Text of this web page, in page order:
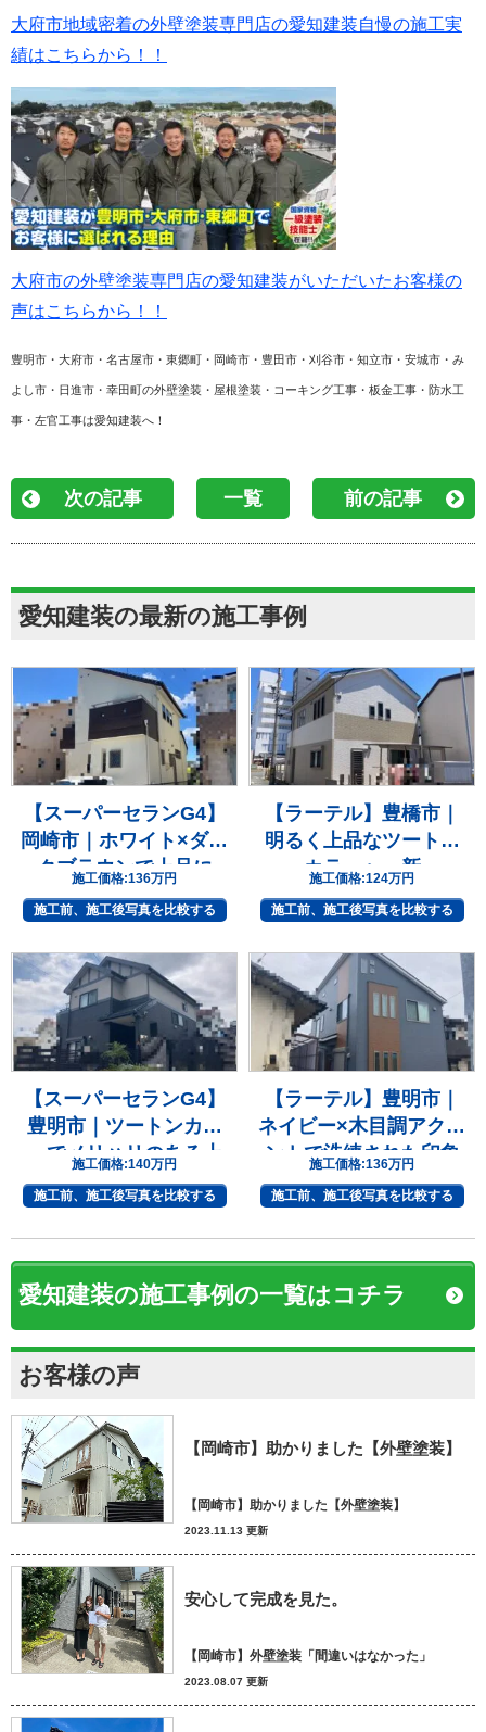
大府市地域密着の外壁塗装専門店の愛知建装自慢の施工実
績はこちらから！！
大府市の外壁塗装専門店の愛知建装がいただいたお客様の
声はこちらから！！
豊明市・大府市・名古屋市・東郷町・岡崎市・豊田市・刈谷市・知立市・安城市・み
よし市・日進市・幸田町の外壁塗装・屋根塗装・コーキング工事・板金工事・防水工
事・左官工事は愛知建装へ！
次の記事 一覧 前の記事
愛知建装の最新の施工事例
【スーパーセランG4】
岡崎市｜ホワイト×ダー
クブラウンで上品に
施工価格:136万円
施工前、施工後写真を比較する
【ラーテル】豊橋市｜
明るく上品なツートン
カラーへ一新
施工価格:124万円
施工前、施工後写真を比較する
【スーパーセランG4】
豊明市｜ツートンカラ
ーでメリハリのある上
質な住まいへ
施工価格:140万円
施工前、施工後写真を比較する
【ラーテル】豊明市｜
ネイビー×木目調アクセ
ントで洗練された印象
へ
施工価格:136万円
施工前、施工後写真を比較する
愛知建装の施工事例の一覧はコチラ
お客様の声
【岡崎市】助かりました【外壁塗装】
【岡崎市】助かりました【外壁塗装】
2023.11.13 更新
安心して完成を見た。
【岡崎市】外壁塗装「間違いはなかった」
2023.08.07 更新